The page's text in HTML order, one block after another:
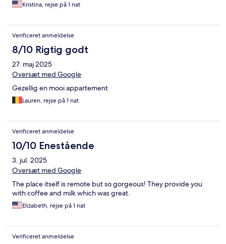
Kristina, rejse på 1 nat
Verificeret anmeldelse
8/10 Rigtig godt
27. maj 2025
Oversæt med Google
Gezellig en mooi appartement
Lauren, rejse på 1 nat
Verificeret anmeldelse
10/10 Enestående
3. jul. 2025
Oversæt med Google
The place itself is remote but so gorgeous! They provide you
with coffee and milk which was great.
Elizabeth, rejse på 1 nat
Verificeret anmeldelse